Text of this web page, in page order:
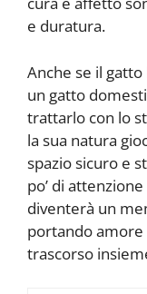
e duratura.
Anche se il
un gatto
trattarlo con lo
la sua natura
spazio sicuro e
po’ di
diventerà un
portando
trascorso